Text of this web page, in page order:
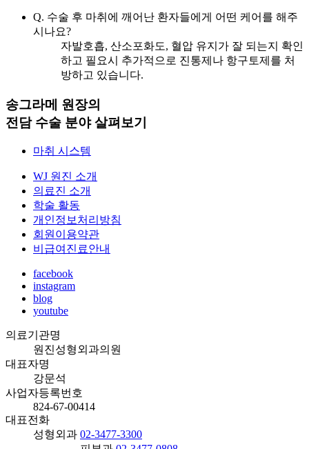
Q. 수술 후 마취에 깨어난 환자들에게 어떤 케어를 해주
시나요?
자발호흡, 산소포화도, 혈압 유지가 잘 되는지 확인
하고 필요시 추가적으로 진통제나 항구토제를 처
방하고 있습니다.
송그라메 원장의
전담 수술 분야 살펴보기
마취 시스템
WJ 원진 소개
의료진 소개
학술 활동
개인정보처리방침
회원이용약관
비급여진료안내
facebook
instagram
blog
youtube
의료기관명
원진성형외과의원
대표자명
강문석
사업자등록번호
824-67-00414
대표전화
성형외과 02-3477-3300